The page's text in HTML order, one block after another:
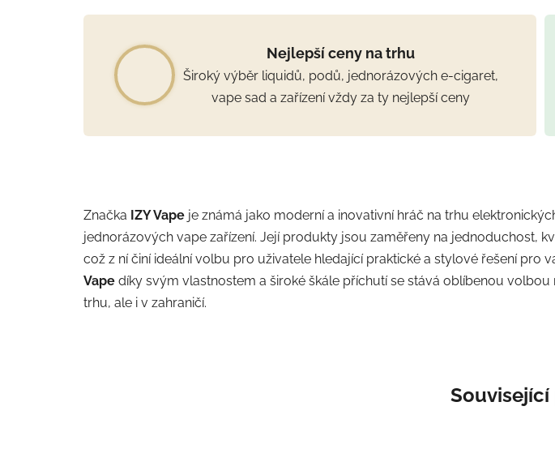
Nejlepší ceny na trhu
Široký výběr liquidů, podů, jednorázových e-cigaret,
vape sad a zařízení vždy za ty nejlepší ceny
Značka IZY Vape je známá jako moderní a inovativní hráč na trhu
jednorázových vape zařízení. Její produkty jsou zaměřeny na jednoduchost,
což z ní činí ideální volbu pro uživatele hledající praktické a stylové řešení pro
Vape díky svým vlastnostem a široké škále příchutí se stává oblíbenou volbou
trhu, ale i v zahraničí.